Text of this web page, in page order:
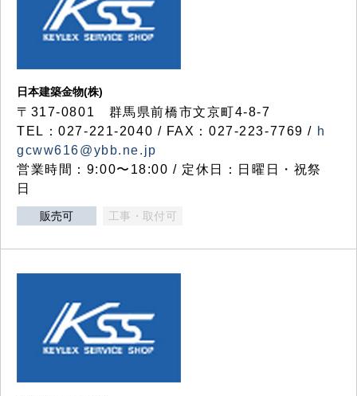
日本建築金物(株)
〒317‐0801 群馬県前橋市文京町4-8-7
TEL：027-221-2040 / FAX：027-223-7769 / h
gcww616@ybb.ne.jp
営業時間：9:00〜18:00 / 定休日：日曜日・祝祭
日
販売可 工事・取付可